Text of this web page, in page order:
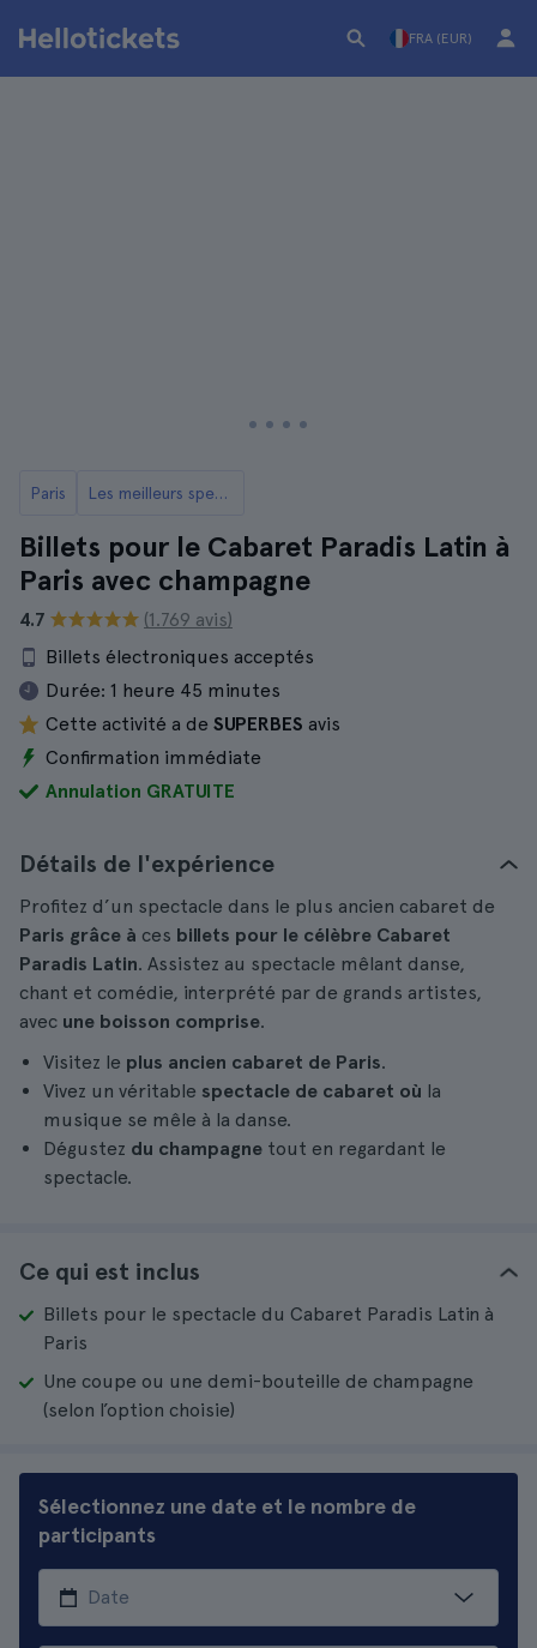
FRA (EUR)
Paris Les meilleurs spectacles de Paris
Billets pour le Cabaret Paradis Latin à
Paris avec champagne
4.7
(1.769 avis)
Billets électroniques acceptés
Durée: 1 heure 45 minutes
Cette activité a de SUPERBES avis
Confirmation immédiate
Annulation GRATUITE
Détails de l'expérience
Profitez d’un spectacle dans le plus ancien cabaret de
Paris grâce à ces billets pour le célèbre Cabaret
Paradis Latin. Assistez au spectacle mêlant danse,
chant et comédie, interprété par de grands artistes,
avec une boisson comprise.
Visitez le plus ancien cabaret de Paris.
Vivez un véritable spectacle de cabaret où la
musique se mêle à la danse.
Dégustez du champagne tout en regardant le
spectacle.
Ce qui est inclus
Billets pour le spectacle du Cabaret Paradis Latin à
Paris
Une coupe ou une demi-bouteille de champagne
(selon l’option choisie)
Sélectionnez une date et le nombre de
participants